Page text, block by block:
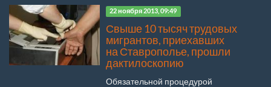
22 ноября 2013, 09:49
Свыше 10 тысяч трудовых
мигрантов, приехавших
на Ставрополье, прошли
дактилоскопию
Обязательной процедурой